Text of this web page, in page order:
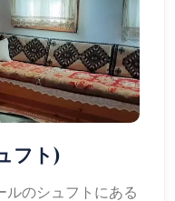
フト)
ルのシュフトにある